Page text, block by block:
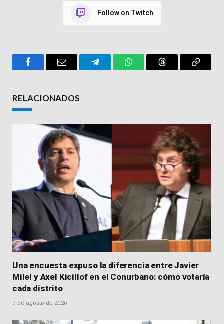
Follow on Twitch
FacebookEmail TelegramWhatsAppThreads Copy
RELACIONADOS
Una encuesta expuso la diferencia entre Javier
Milei y Axel Kicillof en el Conurbano: cómo votaría
cada distrito
7 de agosto de 2026